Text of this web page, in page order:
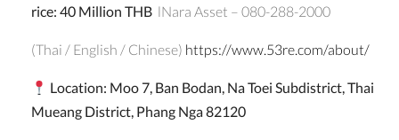
rice: 40 Million THB lNara Asset – 080-288-2000
(Thai / English / Chinese) https://www.53re.com/about/
Location: Moo 7, Ban Bodan, Na Toei Subdistrict, Thai
Mueang District, Phang Nga 82120